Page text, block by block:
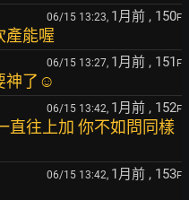
06/15 13:23, 1月前 , 150F
產能喔
06/15 13:27, 1月前 , 151 F
神了☺
06/15 13:42, 1月前 , 152F
直往上加 你不如問同樣
06/15 13:42, 1月前 , 153F